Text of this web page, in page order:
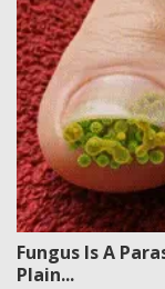
Fungus Is A
Plain...